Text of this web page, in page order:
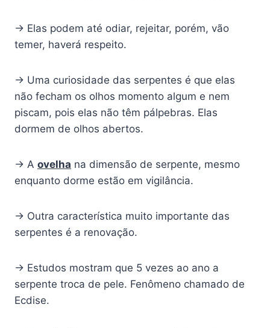
→ Elas podem até odiar, rejeitar, porém, vão
temer, haverá respeito.
→ Uma curiosidade das serpentes é que elas
não fecham os olhos momento algum e nem
piscam, pois elas não têm pálpebras. Elas
dormem de olhos abertos.
→ A ovelha na dimensão de serpente, mesmo
enquanto dorme estão em vigilância.
→ Outra característica muito importante das
serpentes é a renovação.
→ Estudos mostram que 5 vezes ao ano a
serpente troca de pele. Fenômeno chamado de
Ecdise.